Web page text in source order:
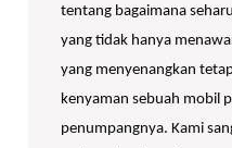
tentang bagaimana
yang tidak hanya
yang menyenangkan
kenyaman sebuah mobil
penumpangnya. Kami